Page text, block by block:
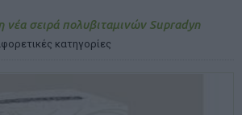
νέα σειρά πολυβιταμινών Supradyn
κατηγορίες